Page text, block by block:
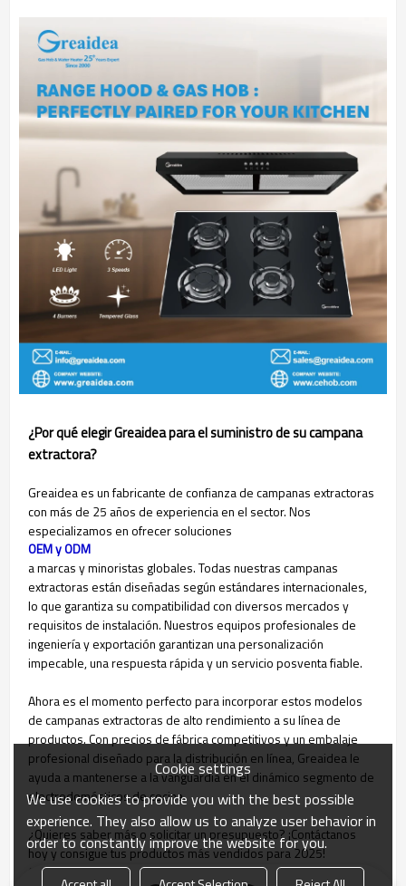
¿Por qué elegir Greaidea para el suministro de su campana
extractora?
Greaidea es un fabricante de confianza de campanas extractoras
con más de 25 años de experiencia en el sector. Nos
especializamos en ofrecer soluciones
OEM y ODM
a marcas y minoristas globales. Todas nuestras campanas
extractoras están diseñadas según estándares internacionales,
lo que garantiza su compatibilidad con diversos mercados y
requisitos de instalación. Nuestros equipos profesionales de
ingeniería y exportación garantizan una personalización
impecable, una respuesta rápida y un servicio posventa fiable.
Ahora es el momento perfecto para incorporar estos modelos
de campanas extractoras de alto rendimiento a su línea de
productos. Con precios de fábrica competitivos y un embalaje
profesional diseñado para la distribución en línea, Greaidea le
ayuda a mantenerse a la vanguardia en el dinámico segmento de
electrodomésticos de cocina.
¿Quieres saber más o solicitar un presupuesto? ¡Contáctanos
hoy y consigue tus productos más vendidos para 2025!
Correo electrónico: sales@greaidea.com
Cookie settings
We use cookies to provide you with the best possible
experience. They also allow us to analyze user behavior in
order to constantly improve the website for you.